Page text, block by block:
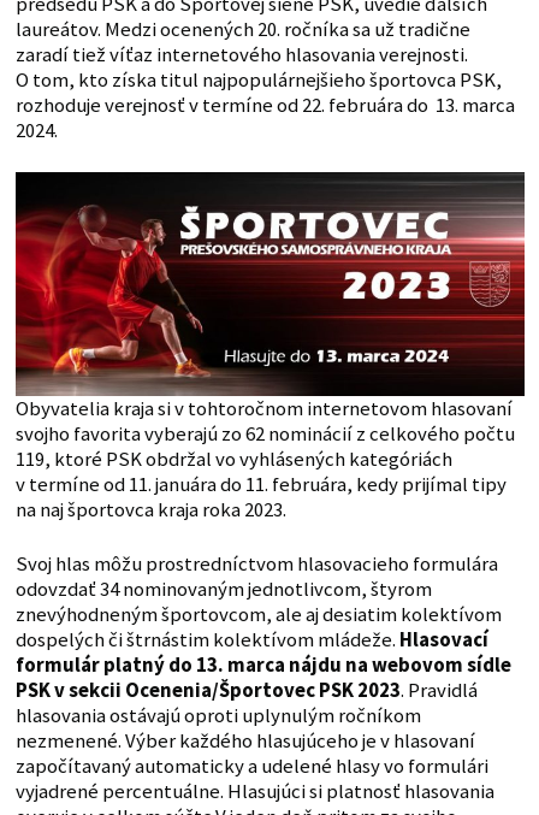
laureátov. Medzi ocenených 20. ročníka sa už tradične
zaradí tiež víťaz internetového hlasovania verejnosti.
O tom, kto získa titul najpopulárnejšieho športovca PSK,
rozhoduje verejnosť v termíne od 22. februára do 13. marca
2024.
Obyvatelia kraja si v tohtoročnom internetovom hlasovaní
svojho favorita vyberajú zo 62 nominácií z celkového počtu
119, ktoré PSK obdržal vo vyhlásených kategóriách
v termíne od 11. januára do 11. februára, kedy prijímal tipy
na naj športovca kraja roka 2023.
Svoj hlas môžu prostredníctvom hlasovacieho formulára
odovzdať 34 nominovaným jednotlivcom, štyrom
znevýhodneným športovcom, ale aj desiatim kolektívom
dospelých či štrnástim kolektívom mládeže. Hlasovací
formulár platný do 13. marca nájdu na webovom sídle
PSK v sekcii Ocenenia/Športovec PSK 2023. Pravidlá
hlasovania ostávajú oproti uplynulým ročníkom
nezmenené. Výber každého hlasujúceho je v hlasovaní
započítavaný automaticky a udelené hlasy vo formulári
vyjadrené percentuálne. Hlasujúci si platnosť hlasovania